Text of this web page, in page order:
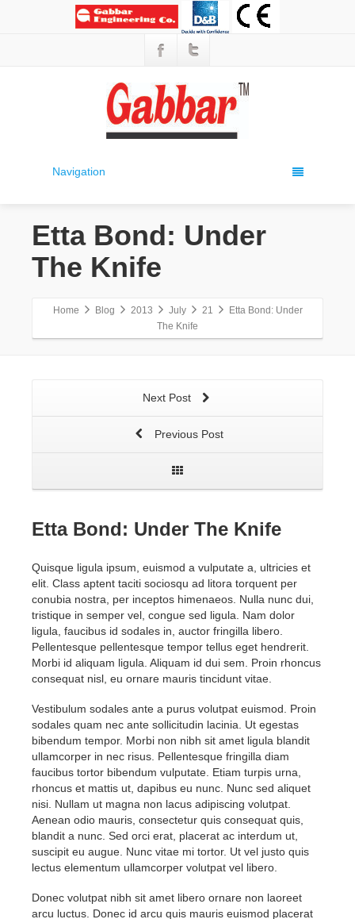
Navigation
Etta Bond: Under
The Knife
Home Blog 2013 July 21
Etta Bond: Under
The Knife
Next Post
Previous Post
Etta Bond: Under The Knife
Quisque ligula ipsum, euismod a vulputate a, ultricies et
elit. Class aptent taciti sociosqu ad litora torquent per
conubia nostra, per inceptos himenaeos. Nulla nunc dui,
tristique in semper vel, congue sed ligula. Nam dolor
ligula, faucibus id sodales in, auctor fringilla libero.
Pellentesque pellentesque tempor tellus eget hendrerit.
Morbi id aliquam ligula. Aliquam id dui sem. Proin rhoncus
consequat nisl, eu ornare mauris tincidunt vitae.
Vestibulum sodales ante a purus volutpat euismod. Proin
sodales quam nec ante sollicitudin lacinia. Ut egestas
bibendum tempor. Morbi non nibh sit amet ligula blandit
ullamcorper in nec risus. Pellentesque fringilla diam
faucibus tortor bibendum vulputate. Etiam turpis urna,
rhoncus et mattis ut, dapibus eu nunc. Nunc sed aliquet
nisi. Nullam ut magna non lacus adipiscing volutpat.
Aenean odio mauris, consectetur quis consequat quis,
blandit a nunc. Sed orci erat, placerat ac interdum ut,
suscipit eu augue. Nunc vitae mi tortor. Ut vel justo quis
lectus elementum ullamcorper volutpat vel libero.
Donec volutpat nibh sit amet libero ornare non laoreet
arcu luctus. Donec id arcu quis mauris euismod placerat